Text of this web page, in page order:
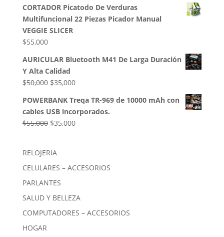
original
era:
$85,000.
actual
es:
CORTADOR Picatodo De Verduras
Multifuncional 22 Piezas Picador Manual
VEGGIE SLICER
$55,000
AURICULAR Bluetooth M41 De Larga Duración
Y Alta Calidad
$50,000 El
original
era:
$50,000.
$35,000El
actual
es:
$35,000.
POWERBANK Treqa TR-969 de 10000 mAh con
cables USB incorporados.
$55,000 El
era:
$55,000.
$35,000El
$35,000.
RELOJERIA
CELULARES – ACCESORIOS
PARLANTES
SALUD Y BELLEZA
COMPUTADORES – ACCESORIOS
HOGAR